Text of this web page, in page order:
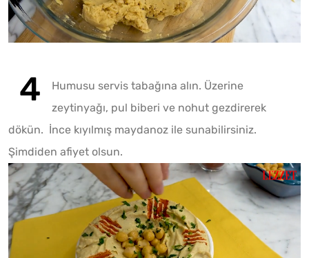
Humusu servis tabağına alın. Üzerine
zeytinyağı, pul biberi ve nohut gezdirerek
dökün. İnce kıyılmış maydanoz ile sunabilirsiniz.
Şimdiden afiyet olsun.